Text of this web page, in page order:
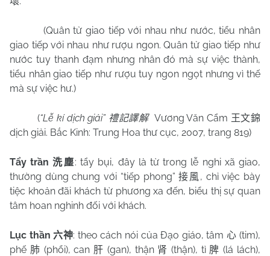
(Quân tử giao tiếp với nhau như nước, tiểu nhân
giao tiếp với nhau như rượu ngon. Quân tử giao tiếp như
nước tuy thanh đạm nhưng nhân đó mà sự việc thành,
tiểu nhân giao tiếp như rượu tuy ngon ngọt nhưng vì thế
mà sự việc hư.)
(“Lễ kí dịch giải” 禮記譯解 Vương Văn Cẩm 王文錦
dịch giải. Bắc Kinh: Trung Hoa thư cục, 2007, trang 819)
Tẩy trần洗塵: tẩy bụi, đây là từ trong lễ nghi xã giao,
thường dùng chung với “tiếp phong”接風, chỉ việc bày
tiệc khoản đãi khách từ phương xa đến, biểu thị sự quan
tâm hoan nghinh đối với khách.
Lục thần 六神: theo cách nói của Đạo giáo, tâm 心 (tim),
phế 肺 (phổi), can 肝 (gan), thận 肾 (thận), tì 脾 (lá lách),